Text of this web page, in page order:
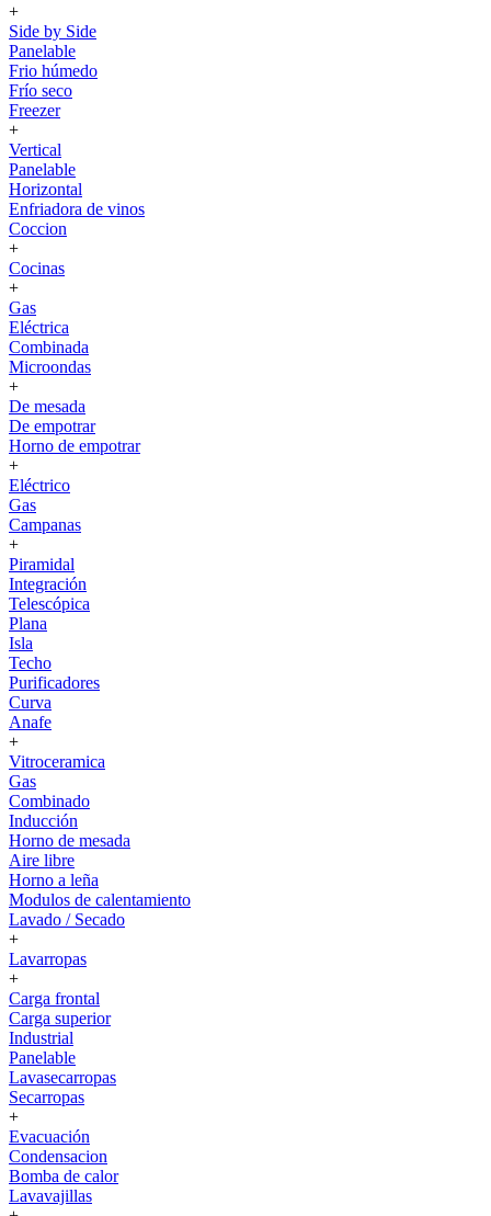
+
Side by Side
Panelable
Frio húmedo
Frío seco
Freezer
+
Vertical
Panelable
Horizontal
Enfriadora de vinos
Coccion
+
Cocinas
+
Gas
Eléctrica
Combinada
Microondas
+
De mesada
De empotrar
Horno de empotrar
+
Eléctrico
Gas
Campanas
+
Piramidal
Integración
Telescópica
Plana
Isla
Techo
Purificadores
Curva
Anafe
+
Vitroceramica
Gas
Combinado
Inducción
Horno de mesada
Aire libre
Horno a leña
Modulos de calentamiento
Lavado / Secado
+
Lavarropas
+
Carga frontal
Carga superior
Industrial
Panelable
Lavasecarropas
Secarropas
+
Evacuación
Condensacion
Bomba de calor
Lavavajillas